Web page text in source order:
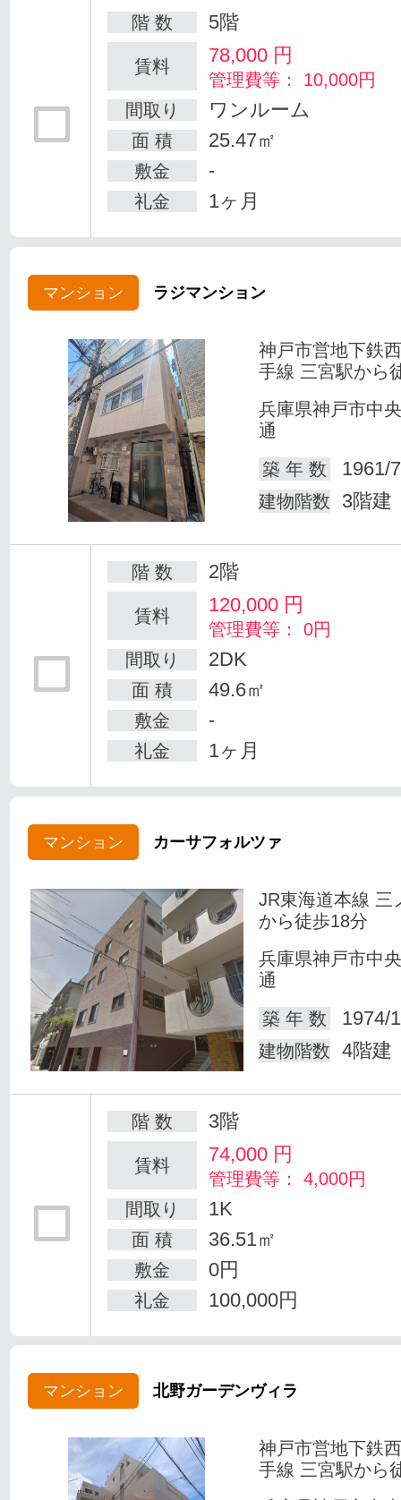
階 数 5階
賃料 78,000 円
管理費等： 10,000円
間取り
ワンルーム
面 積 25.47㎡
敷金 -
礼金 1ヶ月
マンション ラジマンション
神戸市営地下鉄
手線 三宮駅から
兵庫県神戸市中
通
築 年 数
1961/
建物階数 3階建
階 数 2階
賃料 120,000 円
管理費等： 0円
間取り
2DK
面 積 49.6㎡
敷金 -
礼金 1ヶ月
マンション カーサフォルツァ
JR東海道本線 三
から徒歩18分
兵庫県神戸市中
通
築 年 数
1974/
建物階数 4階建
階 数 3階
賃料 74,000 円
管理費等： 4,000円
間取り
1K
面 積 36.51㎡
敷金 0円
礼金 100,000円
マンション 北野ガーデンヴィラ
神戸市営地下鉄
手線 三宮駅から